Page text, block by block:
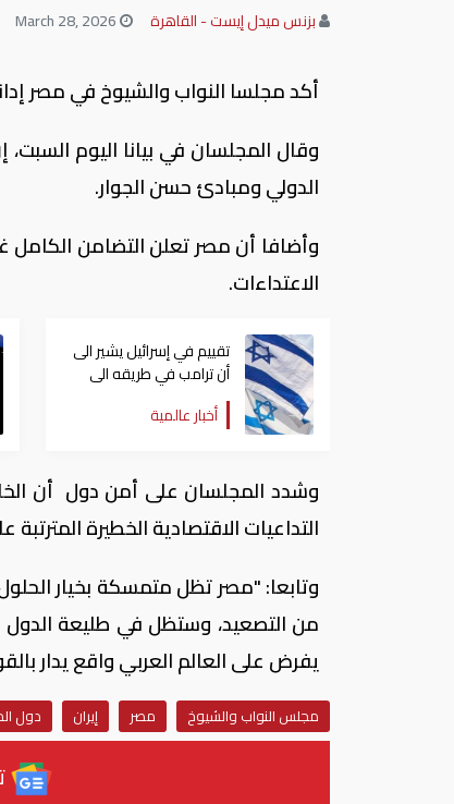
بزنس ميدل إيست - القاهرة
أكد مجلسا النواب والشيوخ في مصر
وقال المجلسان في بيانا اليوم السبت،
الدولي ومبادئ حسن الجوار.
وأضافا أن مصر تعلن التضامن
الاعتداءات.
تقييم في إسرائيل يشير الى
أن ترامب في طريقه الى
إبرام اتفاق مع إيران
أخبار عالمية
وشدد المجلسان على أمن دول أن
التداعيات الاقتصادية الخطيرة
وتابعا: "مصر تظل متمسكة بخيار الحلول
من التصعيد، وستظل في طليعة
يفرض على العالم العربي واقع يدار
مجلس النواب والشيوخ مصر إيران دول